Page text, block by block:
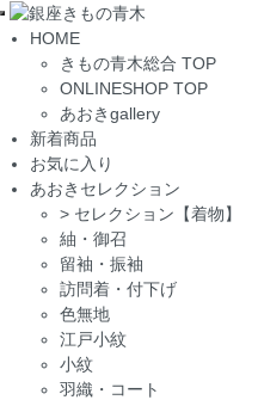
Toggle
navigation
HOME
きもの青木総合 TOP
ONLINESHOP TOP
あおきgallery
新着商品
お気に入り
あおきセレクション
> セレクション【着物】
紬・御召
留袖・振袖
訪問着・付下げ
色無地
江戸小紋
小紋
羽織・コート